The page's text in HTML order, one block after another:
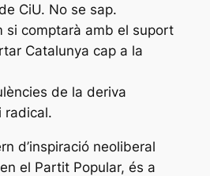
CiU. No se sap.
si comptarà amb el suport
Catalunya cap a la
de la deriva
radical.
d’inspiració neoliberal
el Partit Popular, és a